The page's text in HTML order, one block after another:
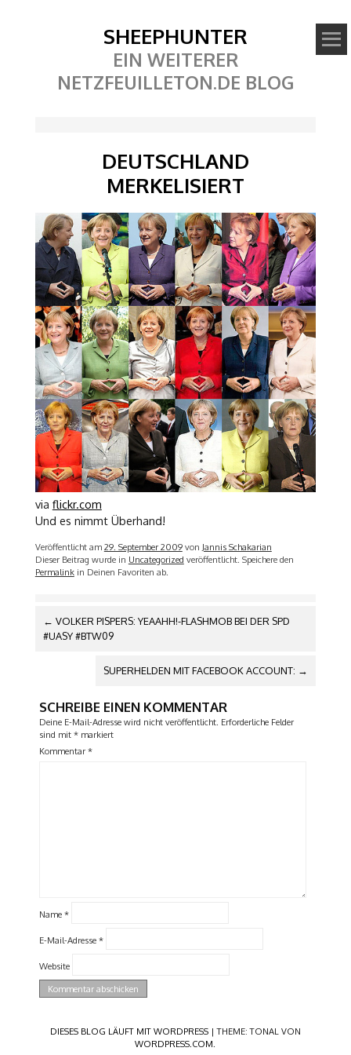
SHEEPHUNTER
EIN WEITERER
NETZFEUILLETON.DE BLOG
DEUTSCHLAND
MERKELISIERT
via flickr.com
Und es nimmt Überhand!
Veröffentlicht am 29. September 2009von Jannis Schakarian
Dieser Beitrag wurde in Uncategorized veröffentlicht. Speichere den
Permalinkin Deinen Favoriten ab.
ARTIKEL-
NAVIGATION
← VOLKER PISPERS: YEAAHH!-FLASHMOB BEI DER SPD
#UASY #BTW09
SUPERHELDEN MIT FACEBOOK ACCOUNT: →
SCHREIBE EINEN KOMMENTAR
Deine E-Mail-Adresse wird nicht veröffentlicht. Erforderliche Felder
sind mit *markiert
Kommentar*
Name *
E-Mail-Adresse *
Website
DIESES BLOG LÄUFT MIT WORDPRESS |THEME: TONAL VON
WORDPRESS.COM.